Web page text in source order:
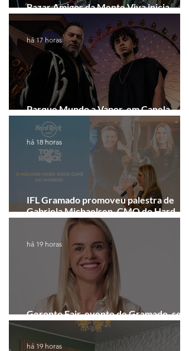
Bazar Amigos da Mente Viva inicia
arrecadação em Gramado e Canela
Parque Mundo a Vapor, em Canela,
recebe festival eletrônico em agosto
há 17 horas
IFL Gramado promoveu palestra de
Gabriela Michaelsen, CMO do Hard
Rock Cafe Gramado
há 18 horas
Geronto Fair, evento de Gramado, será
realizada em formato digital
há 19 horas
há 19 horas